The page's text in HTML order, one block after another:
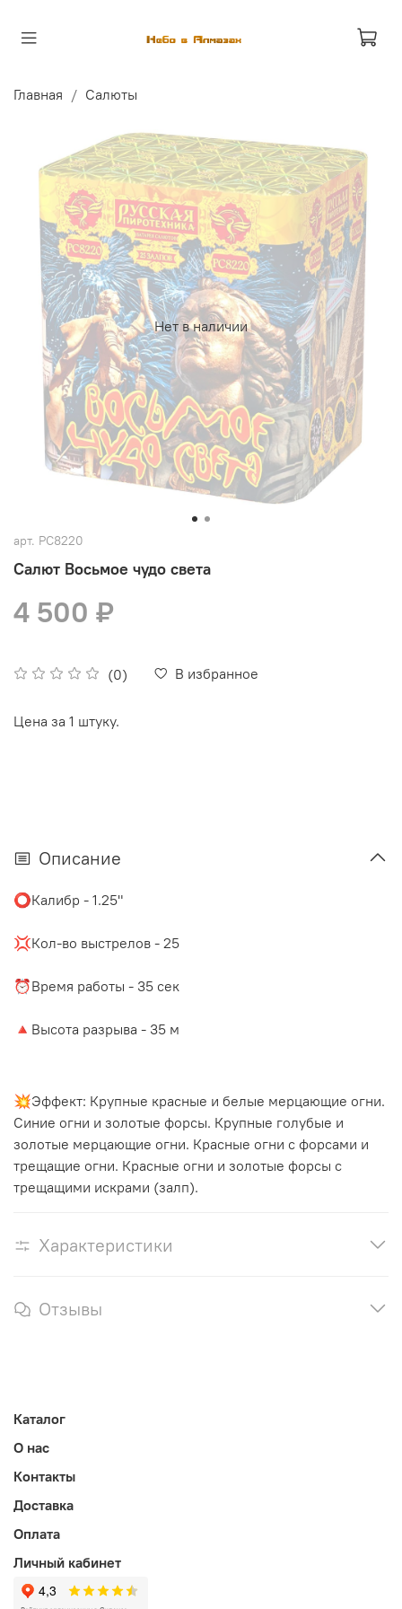
Главная Салюты
Нет в наличии
арт. РС8220
Салют Восьмое чудо света
(0) В избранное
4 500 ₽
Цена за 1 штуку.
Описание
⭕️Калибр - 1.25"
💢Кол-во выстрелов - 25
⏰Время работы - 35 сек
🔺Высота разрыва - 35 м
💥Эффект: Крупные красные и белые мерцающие огни.
Синие огни и золотые форсы. Крупные голубые и
золотые мерцающие огни. Красные огни с форсами и
трещащие огни. Красные огни и золотые форсы с
трещащими искрами (залп).
Характеристики
Отзывы
Каталог
О нас
Контакты
Доставка
Оплата
Личный кабинет